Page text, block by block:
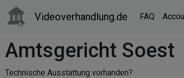
Videoverhandlung.de FAQ
Amtsgericht Soest
Technische Ausstattung vorhanden?